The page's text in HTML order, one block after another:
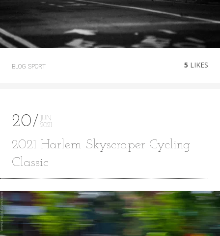
BLOG SPORT 5 LIKES
20
JUN
2021
2021 Harlem Skyscraper Cycling
Classic